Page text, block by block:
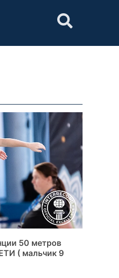
50 метров
( мальчик 9